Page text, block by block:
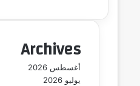
Archives
أغسطس 2026
يوليو 2026